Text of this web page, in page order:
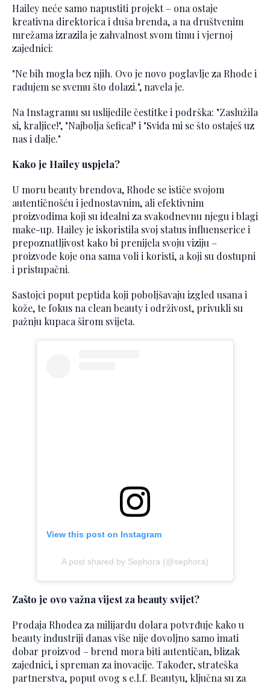
Hailey neće samo napustiti projekt – ona ostaje
kreativna direktorica i duša brenda, a na društvenim
mrežama izrazila je zahvalnost svom timu i vjernoj
zajednici:
"Ne bih mogla bez njih. Ovo je novo poglavlje za Rhode i
radujem se svemu što dolazi.", navela je.
Na Instagramu su uslijedile čestitke i podrška: "Zaslužila
si, kraljice!", "Najbolja šefica!" i "Sviđa mi se što ostaješ uz
nas i dalje."
Kako je Hailey uspjela?
U moru beauty brendova, Rhode se ističe svojom
autentičnošću i jednostavnim, ali efektivnim
proizvodima koji su idealni za svakodnevnu njegu i blagi
make-up. Hailey je iskoristila svoj status influenserice i
prepoznatljivost kako bi prenijela svoju viziju –
proizvode koje ona sama voli i koristi, a koji su dostupni
i pristupačni.
Sastojci poput peptida koji poboljšavaju izgled usana i
kože, te fokus na clean beauty i održivost, privukli su
pažnju kupaca širom svijeta.
View this post on Instagram
A post shared by Sephora (@sephora)
Zašto je ovo važna vijest za beauty svijet?
Prodaja Rhodea za milijardu dolara potvrđuje kako u
beauty industriji danas više nije dovoljno samo imati
dobar proizvod – brend mora biti autentičan, blizak
zajednici, i spreman za inovacije. Također, strateška
partnerstva, poput ovog s e.l.f. Beautyu, ključna su za